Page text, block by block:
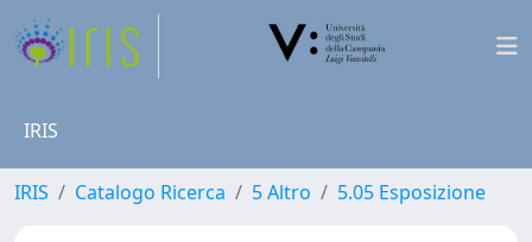
IRIS
IRIS Catalogo Ricerca 5 Altro 5.05 Esposizione